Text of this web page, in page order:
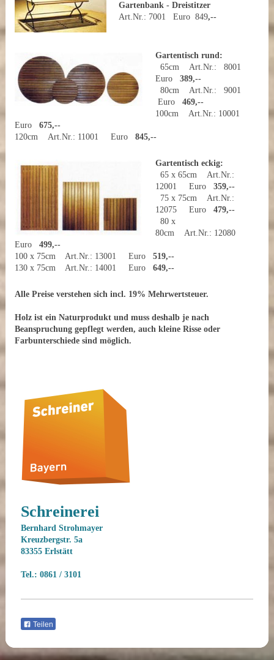
Gartenbank - Dreistitzer
Art.Nr.: 7001 Euro 849,--
Gartentisch rund:
65cm Art.Nr.: 8001
Euro 389,--
80cm Art.Nr.: 9001
Euro
469,--
100cm Art.Nr.: 10001
Euro 675,--
120cm Art.Nr.: 11001 Euro 845,--
Gartentisch eckig:
65 x 65cm Art.Nr.:
12001 Euro
359,--
75 x 75cm Art.Nr.:
12075 Euro 479,--
80 x
80cm Art.Nr.: 12080
Euro
499,--
100 x 75cm Art.Nr.: 13001 Euro 519,--
130 x 75cm Art.Nr.: 14001 Euro 649,--
Alle Preise verstehen sich incl. 19% Mehrwertsteuer.
Holz ist ein Naturprodukt und muss deshalb je nach
Beanspruchung gepflegt werden, auch kleine Risse oder
Farbunterschiede sind möglich.
Schreinerei
Bernhard Strohmayer
Kreuzbergstr. 5a
83355 Erlstätt
Tel.: 0861 / 3101
Teilen